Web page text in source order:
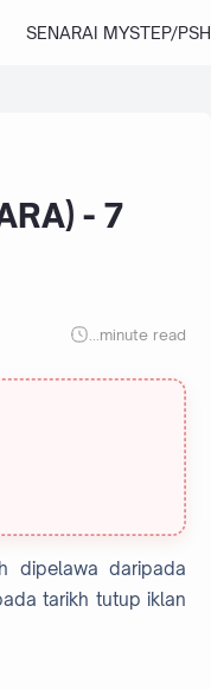
SENARAI MYSTEP/PSH
- 7
minute read
dipelawa daripada
tarikh tutup iklan